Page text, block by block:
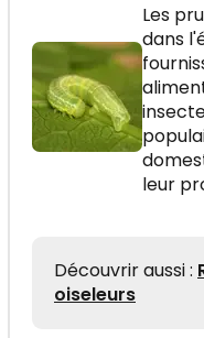
Les
dans
leur
Découvrir aussi :
oiseleurs